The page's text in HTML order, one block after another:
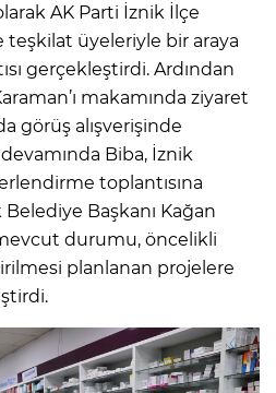
AK Parti İznik İlçe
teşkilat üyeleriyle bir araya
gerçekleştirdi. Ardından
makamında ziyaret
görüş alışverişinde
Biba, İznik
toplantısına
Belediye Başkanı Kağan
durumu, öncelikli
planlanan projelere